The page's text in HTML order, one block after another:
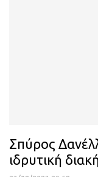
Σπύρος
ιδρυτική